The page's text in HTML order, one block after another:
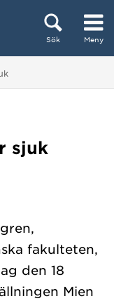
Sök Meny
sjuk
fakulteten,
den 18
Mien